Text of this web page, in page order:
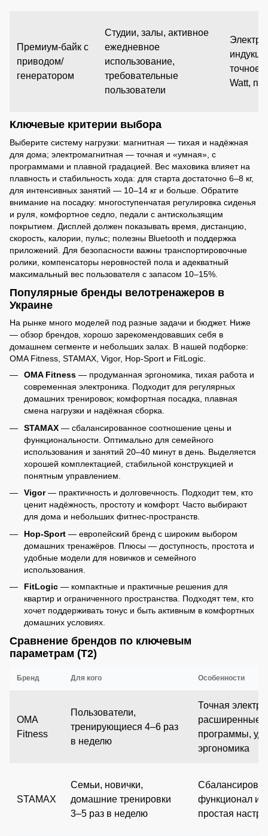
Премиум-байк с
приводом/
генератором
Студии, залы, активное
ежедневное
использование,
требовательные
пользователи
точное
Watt,
Ключевые критерии выбора
Выберите систему нагрузки: магнитная — тихая и надёжная
для дома; электромагнитная — точная и «умная», с
программами и плавной градацией. Вес маховика влияет на
плавность и стабильность хода: для старта достаточно 6–8 кг,
для интенсивных занятий — 10–14 кг и больше. Обратите
внимание на посадку: многоступенчатая регулировка сиденья
и руля, комфортное седло, педали с антискользящим
покрытием. Дисплей должен показывать время, дистанцию,
скорость, калории, пульс; полезны Bluetooth и поддержка
приложений. Для безопасности важны транспортировочные
ролики, компенсаторы неровностей пола и адекватный
максимальный вес пользователя с запасом 10–15%.
Популярные бренды велотренажеров в
Украине
На рынке много моделей под разные задачи и бюджет. Ниже
— обзор брендов, хорошо зарекомендовавших себя в
домашнем сегменте и небольших залах. В нашей подборке:
OMA Fitness, STAMAX, Vigor, Hop-Sport и FitLogic.
OMA Fitness — продуманная эргономика, тихая работа и
современная электроника. Подходит для регулярных
домашних тренировок; комфортная посадка, плавная
смена нагрузки и надёжная сборка.
STAMAX — сбалансированное соотношение цены и
функциональности. Оптимально для семейного
использования и занятий 20–40 минут в день. Выделяется
хорошей комплектацией, стабильной конструкцией и
понятным управлением.
Vigor— практичность и долговечность. Подходит тем, кто
ценит надёжность, простоту и комфорт. Часто выбирают
для дома и небольших фитнес-пространств.
Hop-Sport — европейский бренд с широким выбором
домашних тренажёров. Плюсы — доступность, простота и
удобные модели для новичков и семейного
использования.
FitLogic — компактные и практичные решения для
квартир и ограниченного пространства. Подходят тем, кто
хочет поддерживать тонус и быть активным в комфортных
домашних условиях.
Сравнение брендов по ключевым
параметрам (T2)
Бренд Для кого Особенности
OMA
Fitness
Пользователи,
тренирующиеся 4–6 раз
в неделю
Точная
расширенные
программы,
эргономика
STAMAX
Семьи, новички,
домашние тренировки
3–5 раз в неделю
функционал и
простая